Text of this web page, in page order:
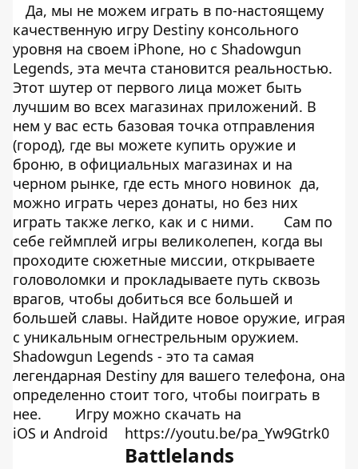
Да, мы не можем играть в по-настоящему
качественную игру Destiny консольного
уровня на своем iPhone, но с Shadowgun
Legends, эта мечта становится реальностью.
Этот шутер от первого лица может быть
лучшим во всех магазинах приложений. В
нем у вас есть базовая точка отправления
(город), где вы можете купить оружие и
броню, в официальных магазинах и на
черном рынке, где есть много новинок да,
можно играть через донаты, но без них
играть также легко, как и с ними.
Сам по
себе геймплей игры великолепен, когда вы
проходите сюжетные миссии, открываете
головоломки и прокладываете путь сквозь
врагов, чтобы добиться все большей и
большей славы. Найдите новое оружие, играя
с уникальным огнестрельным оружием.
Shadowgun Legends - это та самая
легендарная Destiny для вашего телефона, она
определенно стоит того, чтобы поиграть в
нее.
Игру можно скачать на
iOS и Android https://youtu.be/pa_Yw9Gtrk0
Battlelands